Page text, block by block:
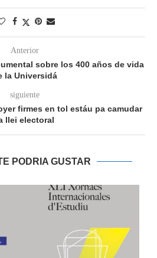
Anterior
sobre los 400 años de vida
la Universidá
siguiente
firmes en tol estáu pa camudar
llei electoral
PODRIA GUSTAR